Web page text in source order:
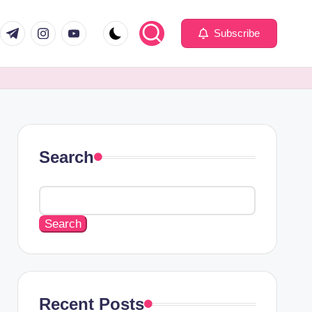
Subscribe
Search
Search
Recent Posts